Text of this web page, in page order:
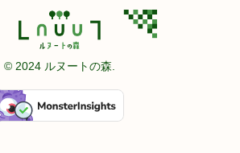
© 2024 ルヌートの森.